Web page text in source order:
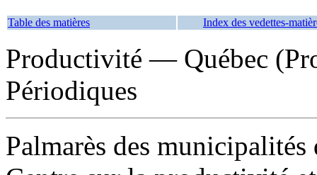
Table des matières Index des vedettes-
Productivité — Québec
Périodiques
Palmarès des